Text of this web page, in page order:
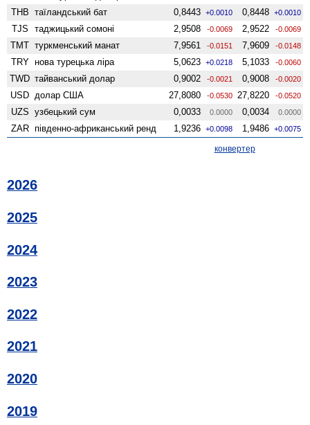
THB
таїландський бат 0,8443 +0.0010 0,8448 +0.0010
TJS таджицький сомоні 2,9508 -0.0069 2,9522 -0.0069
TMT туркменський манат 7,9561 -0.0151 7,9609 -0.0148
TRY нова турецька ліра 5,0623 +0.0218 5,1033 -0.0060
TWD тайванський долар 0,9002 -0.0021 0,9008 -0.0020
USD долар США 27,8080 -0.0530 27,8220 -0.0520
UZS узбецький сум 0,0033 0.0000 0,0034 0.0000
ZAR південно-африканський ренд 1,9236 +0.0098 1,9486 +0.0075
конвертер
2026
2025
2024
2023
2022
2021
2020
2019